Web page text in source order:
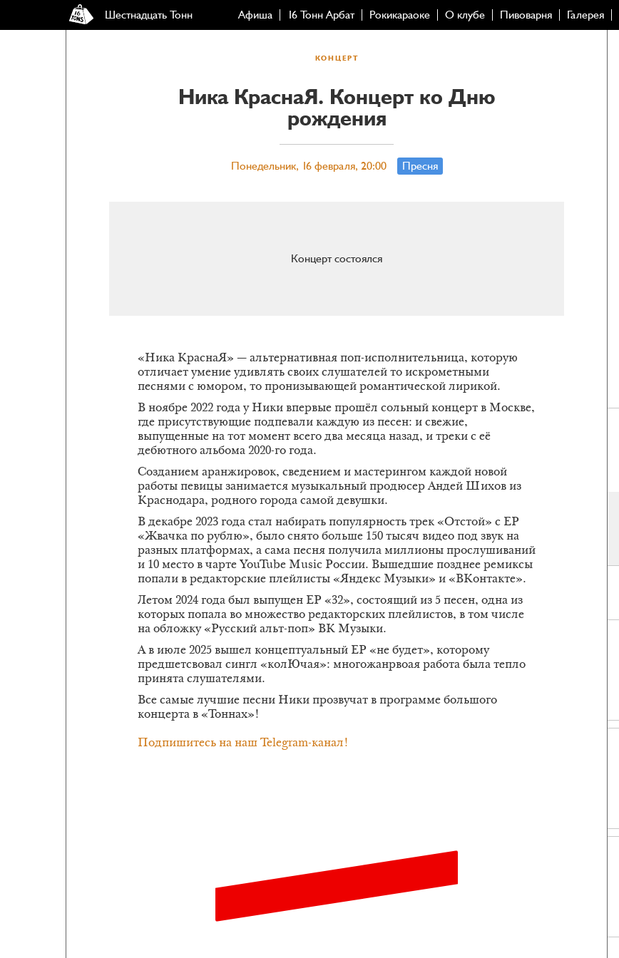
Шестнадцать Тонн Афиша 16 Тонн Арбат Рокикараоке О клубе Пивоварня Галерея
КОНЦЕРТ
Ника КраснаЯ. Концерт ко Дню
рождения
Понедельник, 16 февраля, 20:00 Пресня
Концерт состоялся
«Ника КраснаЯ» — альтернативная поп-исполнительница, которую
отличает умение удивлять своих слушателей то искрометными
песнями с юмором, то пронизывающей романтической лирикой.
В ноябре 2022 года у Ники впервые прошёл сольный концерт в Москве,
где присутствующие подпевали каждую из песен: и свежие,
выпущенные на тот момент всего два месяца назад, и треки с её
дебютного альбома 2020-го года.
Созданием аранжировок, сведением и мастерингом каждой новой
работы певицы занимается музыкальный продюсер Андей Шихов из
Краснодара, родного города самой девушки.
В декабре 2023 года стал набирать популярность трек «Отстой» с ЕР
«Жвачка по рублю», было снято больше 150 тысяч видео под звук на
разных платформах, а сама песня получила миллионы прослушиваний
и 10 место в чарте YouTube Music России. Вышедшие позднее ремиксы
попали в редакторские плейлисты «Яндекс Музыки» и «ВКонтакте».
Летом 2024 года был выпущен ЕР «32», состоящий из 5 песен, одна из
которых попала во множество редакторских плейлистов, в том числе
на обложку «Русский альт-поп» ВК Музыки.
А в июле 2025 вышел концептуальный ЕР «не будет», которому
предшетсвовал сингл «колЮчая»: многожанрвоая работа была тепло
принята слушателями.
Все самые лучшие песни Ники прозвучат в программе большого
концерта в «Тоннах»!
Подпишитесь на наш Telegram-канал!